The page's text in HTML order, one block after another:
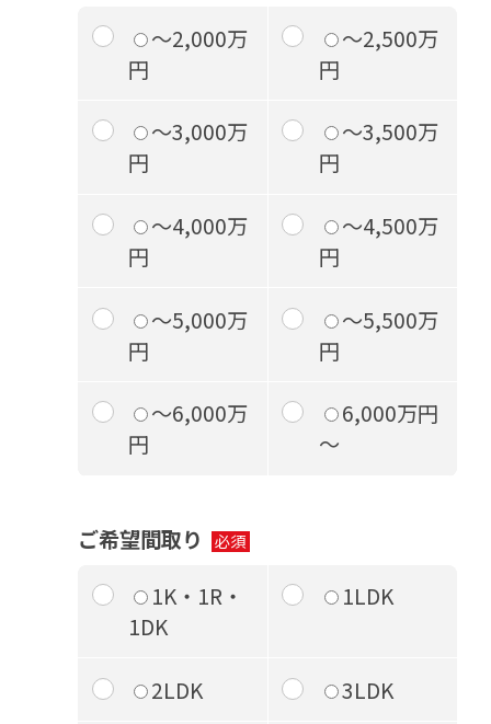
～2,000万
円
～2,500万
円
～3,000万
円
～3,500万
円
～4,000万
円
～4,500万
円
～5,000万
円
～5,500万
円
～6,000万
円
6,000万円
～
ご希望間取り
1K・1R・
1DK
1LDK
2LDK 3LDK